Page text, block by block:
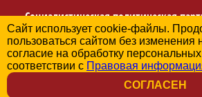
Социалистическая политическая
РОССИЯ
Региональное отделение партии в
© 2006-2026
Политика в отношении обработки
Сайт использует cookie-файлы.
пользоваться сайтом без изменения
согласие на обработку
соответствии с Правовая
СОГЛАСЕН